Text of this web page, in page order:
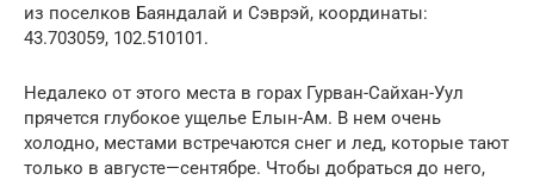
из поселков Баяндалай и Сэврэй, координаты:
43.703059, 102.510101.
Недалеко от этого места в горах Гурван-Сайхан-Уул
прячется глубокое ущелье Елын-Ам. В нем очень
холодно, местами встречаются снег и лед, которые тают
только в августе—сентябре. Чтобы добраться до него,